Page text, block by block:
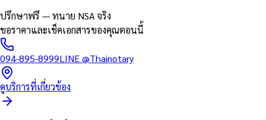
ปรึกษาฟรี — ทนาย NSA จริง
ขอราคาและเช็คเอกสารของคุณตอนนี้
094-895-8999LINE@Thainotary
ดูบริการที่เกี่ยวข้อง